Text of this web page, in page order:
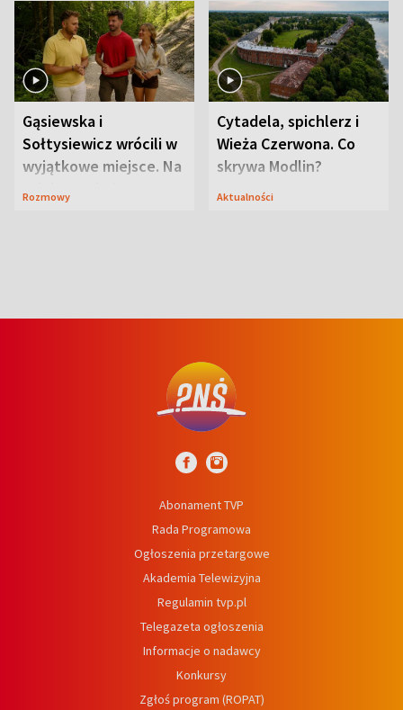
Gąsiewska i
Sołtysiewicz wrócili w
wyjątkowe miejsce. Na
szlaku czekał
Rozmowy
Cytadela, spichlerz i
Wieża Czerwona. Co
skrywa Modlin?
Aktualności
Abonament TVP
Rada Programowa
Ogłoszenia przetargowe
Akademia Telewizyjna
Regulamin tvp.pl
Telegazeta ogłoszenia
Informacje o nadawcy
Konkursy
Zgłoś program (ROPAT)